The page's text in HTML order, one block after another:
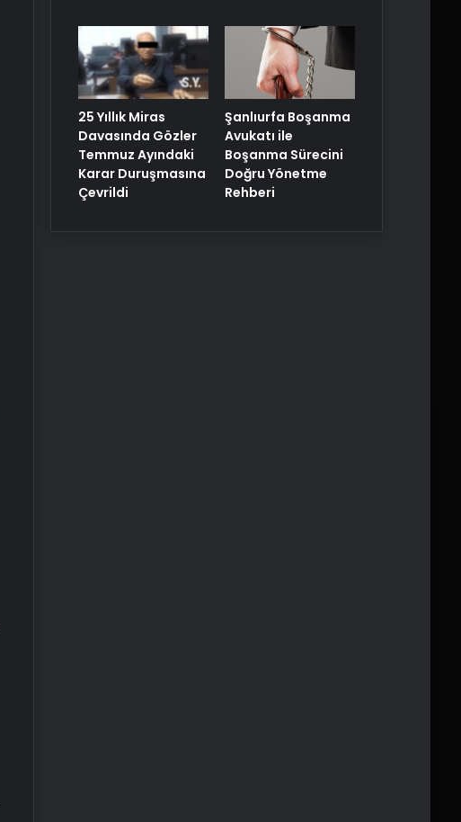
25 Yıllık Miras
Davasında Gözler
Temmuz Ayındaki
Karar Duruşmasına
Çevrildi
Şanlıurfa Boşanma
Avukatı ile
Boşanma Sürecini
Doğru Yönetme
Rehberi